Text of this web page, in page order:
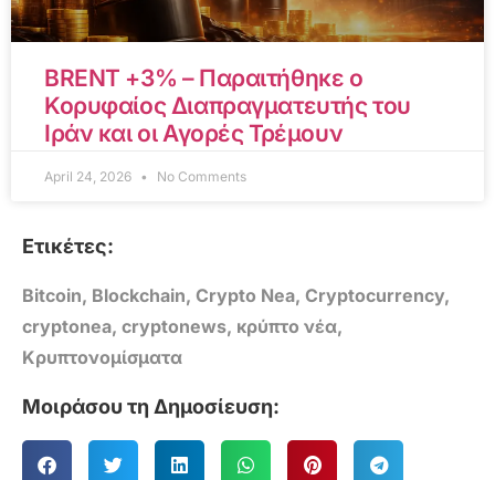
BRENT +3% – Παραιτήθηκε ο
Κορυφαίος Διαπραγματευτής του
Ιράν και οι Αγορές Τρέμουν
April 24, 2026 No Comments
Ετικέτες:
Bitcoin, Blockchain, Crypto Nea, Cryptocurrency,
cryptonea, cryptonews, κρύπτο νέα,
Κρυπτονομίσματα
Μοιράσου τη Δημοσίευση: